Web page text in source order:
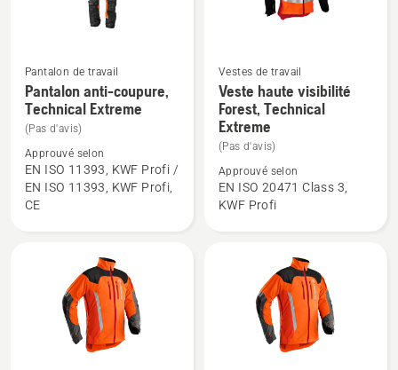
Voir
plus
de
détails
sur
Pantalon
anti-
Pantalon de travail
Pantalon anti-coupure,
Technical Extreme
(Pas d'avis)
Approuvé selon
EN ISO 11393, KWF Profi /
EN ISO 11393, KWF Profi,
CE
Voir
plus
détails
sur
Veste
haute
Technical
Extreme
Vestes de travail
Veste haute visibilité
Forest, Technical
Extreme
(Pas d'avis)
Approuvé selon
EN ISO 20471 Class 3,
KWF Profi